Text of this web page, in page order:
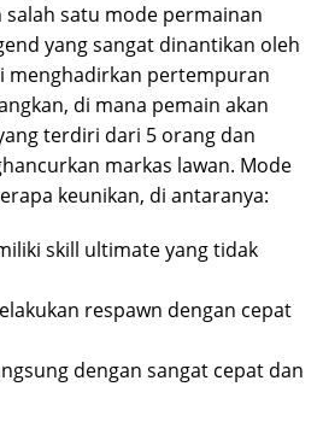
salah satu mode permainan
yang sangat dinantikan oleh
menghadirkan pertempuran
di mana pemain akan
terdiri dari 5 orang dan
markas lawan. Mode
keunikan, di antaranya:
skill ultimate yang tidak
respawn dengan cepat
dengan sangat cepat dan